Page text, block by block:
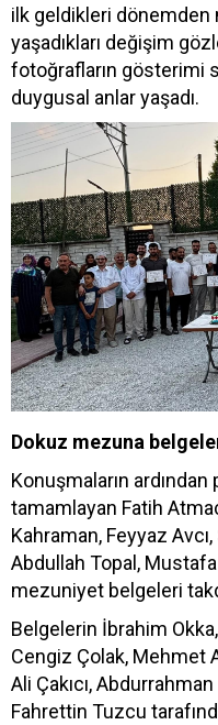
ilk geldikleri dönemden
yaşadıkları değişim
fotoğrafların gösterimi
duygusal anlar yaşadı.
Dokuz mezuna
Konuşmaların ardından
tamamlayan Fatih
Kahraman, Feyyaz
Abdullah Topal,
mezuniyet belgeleri
Belgelerin İbrahim
Cengiz Çolak, Mehmet
Ali Çakıcı,
Fahrettin Tuzcu